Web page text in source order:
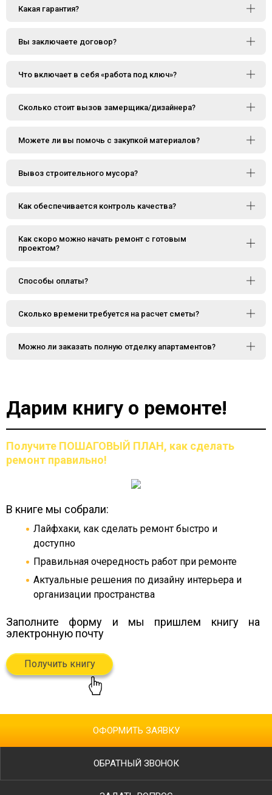
Какая гарантия?
Вы заключаете договор?
Что включает в себя «работа под ключ»?
Сколько стоит вызов замерщика/дизайнера?
Можете ли вы помочь с закупкой материалов?
Вывоз строительного мусора?
Как обеспечивается контроль качества?
Как скоро можно начать ремонт с готовым
проектом?
Способы оплаты?
Сколько времени требуется на расчет сметы?
Можно ли заказать полную отделку апартаментов?
Дарим книгу о ремонте!
Получите ПОШАГОВЫЙ ПЛАН, как сделать
ремонт правильно!
В книге мы собрали:
Лайфхаки, как сделать ремонт быстро и
доступно
Правильная очередность работ при ремонте
Актуальные решения по дизайну интерьера и
организации пространства
Заполните форму и мы пришлем книгу на
электронную почту
Получить книгу
ОФОРМИТЬ ЗАЯВКУ
ОБРАТНЫЙ ЗВОНОК